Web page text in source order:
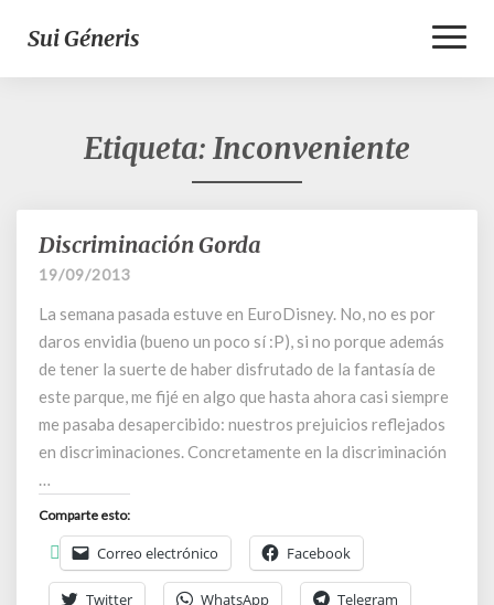
Sui Géneris
Etiqueta: Inconveniente
Discriminación
Gorda
Discriminación Gorda
19/09/2013
La semana pasada estuve en EuroDisney. No, no es por
daros envidia (bueno un poco sí :P), si no porque además
de tener la suerte de haber disfrutado de la fantasía de
este parque, me fijé en algo que hasta ahora casi siempre
me pasaba desapercibido: nuestros prejuicios reflejados
en discriminaciones. Concretamente en la discriminación
…
Comparte esto:
Correo electrónico Facebook
Twitter WhatsApp Telegram